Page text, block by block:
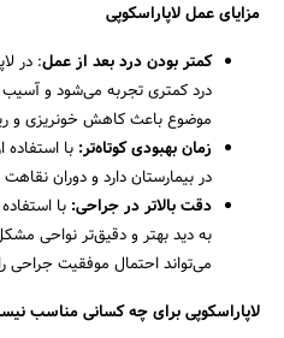
مزایای عمل لاپاراسکوپی
کمتر بودن درد بعد از عمل: در
درد کمتری تجربه می‌شود و
موضوع باعث کاهش خونریزی و
زمان بهبودی کوتاه‌تر: با
در بیمارستان دارد و دوران
دقت بالاتر در جراحی: با
به دید بهتر و دقیق‌تر نواحی
می‌تواند احتمال موفقیت جراحی
لاپاراسکوپی برای چه کسانی مناسب